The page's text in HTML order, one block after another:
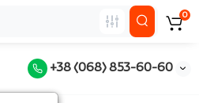
+38 (068) 853-60-60
0